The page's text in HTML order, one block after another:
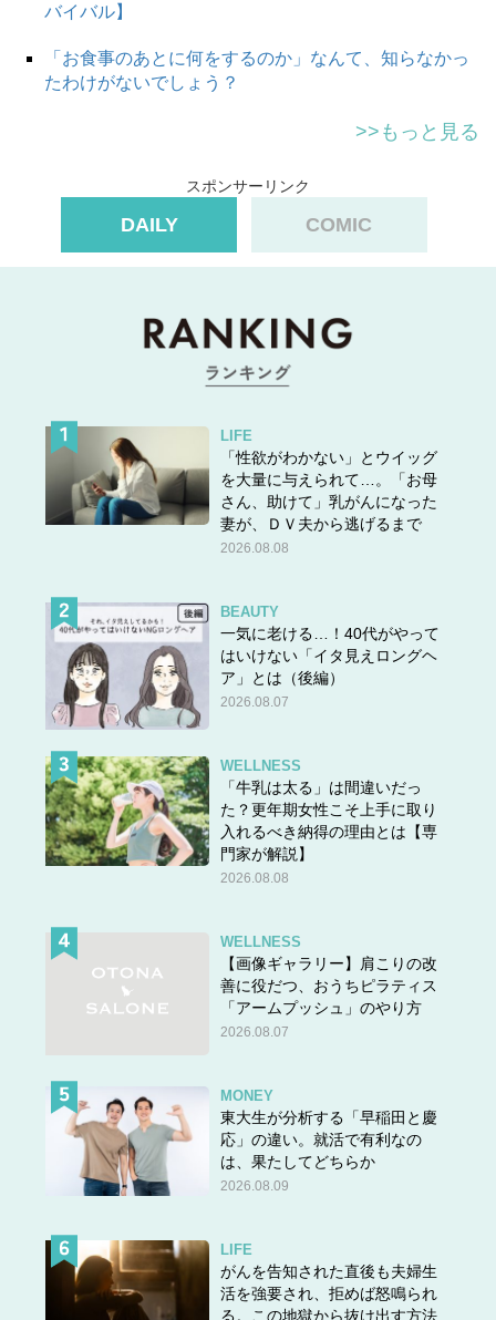
バイバル】
「お食事のあとに何をするのか」なんて、知らなかっ
たわけがないでしょう？
>>もっと見る
スポンサーリンク
DAILY COMIC
LIFE
「性欲がわかない」とウイッグ
を大量に与えられて…。「お母
さん、助けて」乳がんになった
妻が、ＤＶ夫から逃げるまで
2026.08.08
BEAUTY
一気に老ける…！40代がやって
はいけない「イタ見えロングヘ
ア」とは（後編）
2026.08.07
WELLNESS
「牛乳は太る」は間違いだっ
た？更年期女性こそ上手に取り
入れるべき納得の理由とは【専
門家が解説】
2026.08.08
WELLNESS
【画像ギャラリー】肩こりの改
善に役だつ、おうちピラティス
「アームプッシュ」のやり方
2026.08.07
MONEY
東大生が分析する「早稲田と慶
応」の違い。就活で有利なの
は、果たしてどちらか
2026.08.09
LIFE
がんを告知された直後も夫婦生
活を強要され、拒めば怒鳴られ
る。この地獄から抜け出す方法